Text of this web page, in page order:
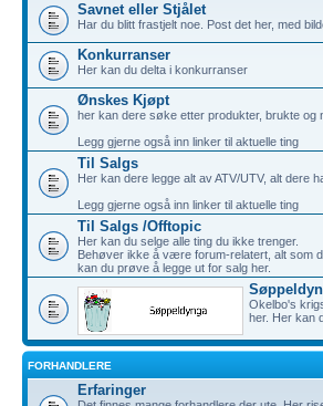
Savnet eller Stjålet
Har du blitt frastjelt noe. Post det her, med
Konkurranser
Her kan du delta i konkurranser
Ønskes Kjøpt
her kan dere søke etter produkter, brukte og
Legg gjerne også inn linker til aktuelle ting
Til Salgs
Her kan dere legge alt av ATV/UTV, alt dere
Legg gjerne også inn linker til aktuelle ting
Til Salgs /Offtopic
Her kan du selge alle ting du ikke trenger.
Behøver ikke å være forum-relatert, alt som
kan du prøve å legge ut for salg her.
Okelbo's
her. Her kan
FORHANDLERE
Erfaringer